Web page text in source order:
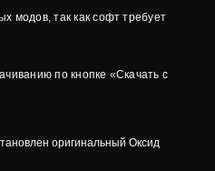
модов, так как софт требует
по кнопке «Скачать с
оригинальный Оксид